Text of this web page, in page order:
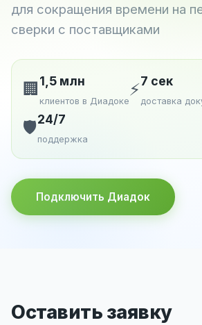
для сокращения времени на
сверки с поставщиками
🏢 1,5 млн
клиентов в Диадоке
⚡7 сек
доставка
🛡️24/7
поддержка
Подключить Диадок
Оставить заявку